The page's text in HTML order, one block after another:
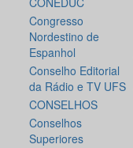
Congresso
Nordestino de
Espanhol
Conselho Editorial
da Rádio e TV UFS
CONSELHOS
Conselhos
Superiores